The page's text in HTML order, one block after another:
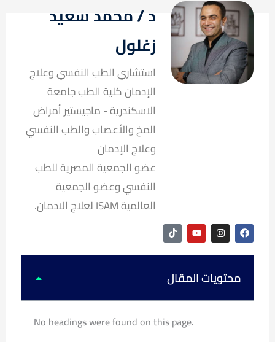
د / محمد سعيد
زغلول
استشاري الطب النفسي وعلاج
الإدمان كلية الطب جامعة
الاسكندرية - ماجيستير أمراض
المخ والأعصاب والطب النفسي
وعلاج الإدمان
عضو الجمعية المصرية للطب
النفسي وعضو الجمعية
العالمية ISAM لعلاج الادمان.
T
i
k
t
k
Y
o
u
t
b
e
I
n
s
t
g
r
m
F
a
c
e
o
oمحتويات المقال
No headings were found on this page.